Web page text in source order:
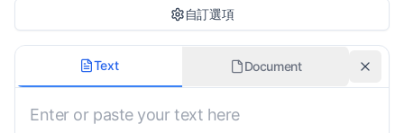
自訂選項
中性
領域
Text Document